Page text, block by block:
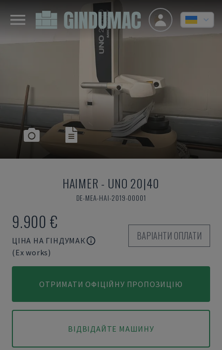
HAIMER - UNO 20|40
DE-MEA-HAI-2019-00001
9.900 €
ЦІНА НА ГІНДУМАК
(Ex works)
ВАРІАНТИ ОПЛАТИ
ОТРИМАТИ ОФІЦІЙНУ ПРОПОЗИЦІЮ
ВІДВІДАЙТЕ МАШИНУ